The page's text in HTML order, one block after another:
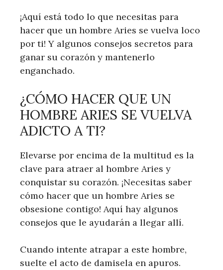
¡Aquí está todo lo que necesitas para
hacer que un hombre Aries se vuelva loco
por ti! Y algunos consejos secretos para
ganar su corazón y mantenerlo
enganchado.
¿CÓMO HACER QUE UN
HOMBRE ARIES SE VUELVA
ADICTO A TI?
Elevarse por encima de la multitud es la
clave para atraer al hombre Aries y
conquistar su corazón. ¡Necesitas saber
cómo hacer que un hombre Aries se
obsesione contigo! Aquí hay algunos
consejos que le ayudarán a llegar allí.
Cuando intente atrapar a este hombre,
suelte el acto de damisela en apuros.